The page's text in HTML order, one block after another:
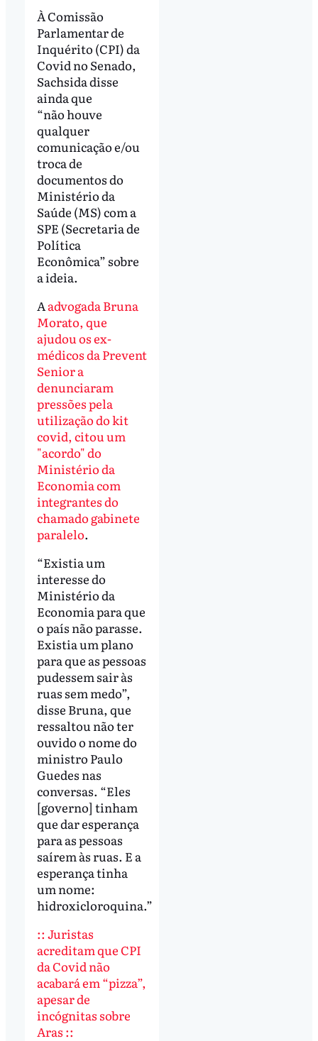
À Comissão
Parlamentar de
Inquérito (CPI) da
Covid no Senado,
Sachsida disse
ainda que
“não houve
qualquer
comunicação e/ou
troca de
documentos do
Ministério da
Saúde (MS) com a
SPE (Secretaria de
Política
Econômica” sobre
a ideia.
Aadvogada Bruna
Morato, que
ajudou os ex-
médicos da Prevent
Senior a
denunciaram
pressões pela
utilização do kit
covid, citou um
"acordo" do
Ministério da
Economia com
integrantes do
chamado gabinete
paralelo.
“Existia um
interesse do
Ministério da
Economia para que
o país não parasse.
Existia um plano
para que as pessoas
pudessem sair às
ruas sem medo”,
disse Bruna, que
ressaltou não ter
ouvido o nome do
ministro Paulo
Guedes nas
conversas. “Eles
[governo] tinham
que dar esperança
para as pessoas
saírem às ruas. E a
esperança tinha
um nome:
hidroxicloroquina.”
:: Juristas
acreditam que CPI
da Covid não
acabará em “pizza”,
apesar de
incógnitas sobre
Aras ::